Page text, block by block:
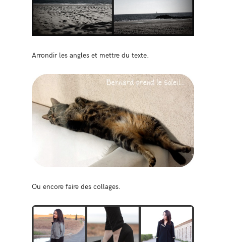
Arrondir les angles et mettre du texte.
Ou encore faire des collages.